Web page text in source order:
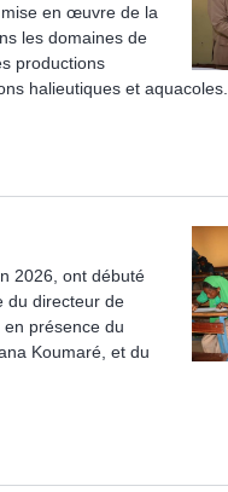
mise en œuvre de la
les domaines de
productions
halieutiques et aquacoles.
2026, ont débuté
du directeur de
présence du
Koumaré, et du